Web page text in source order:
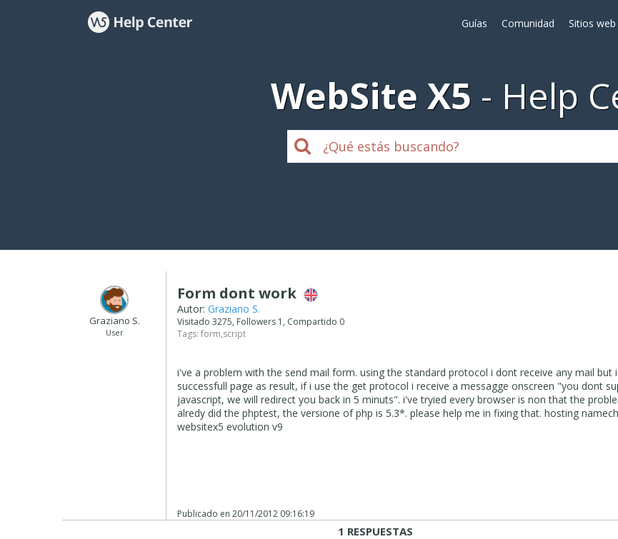
Guías Comunidad Sitios
WebSite X5 Help
Graziano S.
User
Form dont work
Autor:Graziano S.
Visitado 3275, Followers 1, Compartido 0
Tags:form,script
i've a problem with the send mail form. using the standard protocol i dont receive any mail but
successfull page as result, if i use the get protocol i receive a messagge onscreen "you dont
javascript, we will redirect you back in 5 minuts". i've tryied every browser is non that the
alredy did the phptest, the versione of php is 5.3*. please help me in fixing that. hosting
websitex5 evolution v9
Publicado en20/11/2012 09:16:19
1 RESPUESTAS